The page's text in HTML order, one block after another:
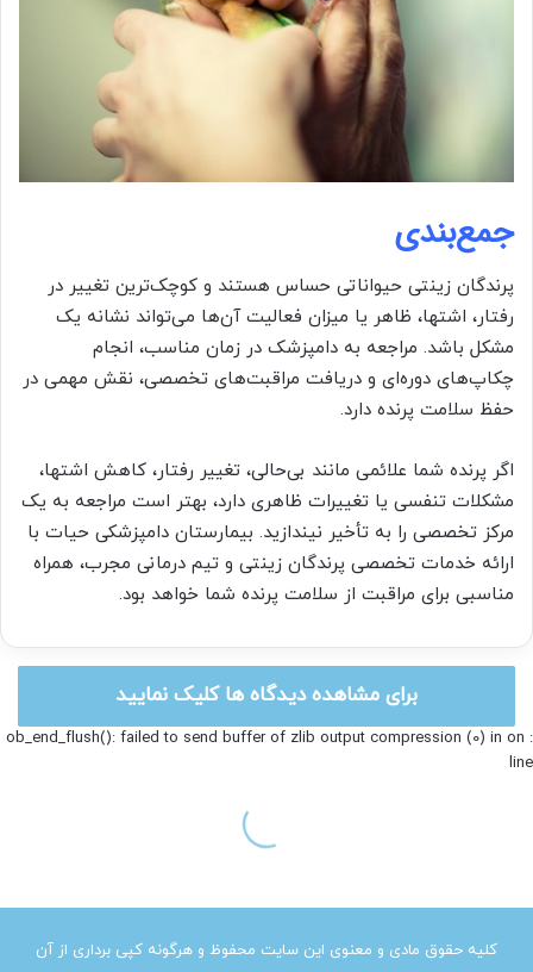
کلیه حقوق مادی و معنوی این سایت محفوظ و هرگونه کپی برداری از آن